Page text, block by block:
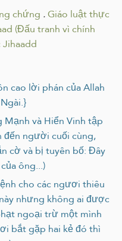
chứng .Giáo luật thực
(Đấu tranh vì chính
cao lời phán của Allah
Mạnh và Hiển Vinh tập
người cuối cùng,
cờ và bị tuyên bố: Đây
ông...)
cho các ngươi thiêu
nhưng không ai được
ngoại trừ một mình
bắt gặp hai kẻ đó thì